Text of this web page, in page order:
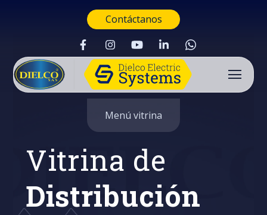
Contáctanos
Menú vitrina
Vitrina de
Distribución